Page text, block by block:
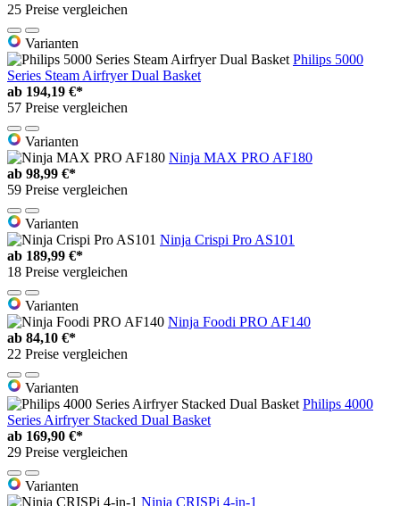
25 Preise vergleichen
Varianten
Philips 5000
Series Steam Airfryer Dual Basket
ab 194,19 €*
57 Preise vergleichen
Varianten
Ninja MAX PRO AF180
ab 98,99 €*
59 Preise vergleichen
Varianten
Ninja Crispi Pro AS101
ab 189,99 €*
18 Preise vergleichen
Varianten
Ninja Foodi PRO AF140
ab 84,10 €*
22 Preise vergleichen
Varianten
Philips 4000
Series Airfryer Stacked Dual Basket
ab 169,90 €*
29 Preise vergleichen
Varianten
Ninja CRISPi 4-in-1